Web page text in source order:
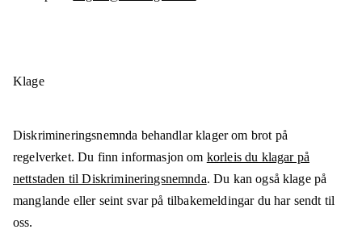
Klage
Diskrimineringsnemnda behandlar klager om brot på
regelverket. Du finn informasjon om korleis du klagar på
nettstaden til Diskrimineringsnemnda. Du kan også klage på
manglande eller seint svar på tilbakemeldingar du har sendt til
oss.